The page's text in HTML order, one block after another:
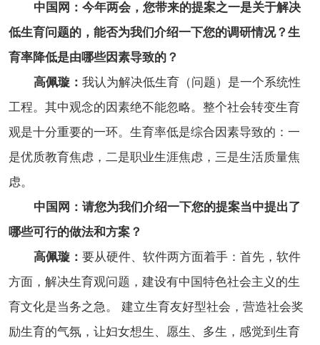
中国网：今年两会，您带来的提案之一是关于解决
低生育问题的，能否为我们介绍一下您的调研情况？生
育率降低是由哪些因素导致的？
高佩璇： 我认为解决低生育（问题）是一个系统性
工程。其中观念的因素绝不能忽略。整个社会转变生育
观是十分重要的一环。生育率低是综合因素导致的：一
是优质教育焦虑，二是职业生涯焦虑，三是生活质量焦
虑。
中国网：请您为我们介绍一下您的提案当中提出了
哪些可行的做法和方案？
高佩璇： 要从硬件、软件两方面着手：首先，软件
方面，解决生育观问题，建设有中国特色社会主义的生
育文化是当务之急。 建立生育友好型社会，营造社会奖
励生育的气氛，让妇女想生、愿生、多生，感觉到生育